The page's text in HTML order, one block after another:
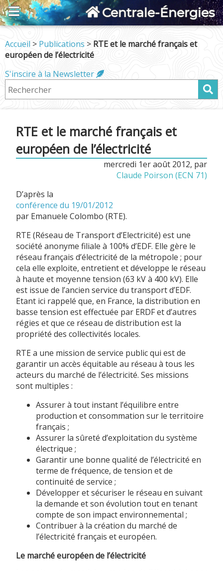
Centrale-Énergies
Accueil > Publications > RTE et le marché français et
européen de l’électricité
S'inscire à la Newsletter
RTE et le marché français et
européen de l’électricité
mercredi 1er août 2012, par
Claude Poirson (ECN 71)
D’après la
conférence du 19/01/2012
par Emanuele Colombo (RTE).
RTE (Réseau de Transport d’Electricité) est une
société anonyme filiale à 100% d’EDF. Elle gère le
réseau français d’électricité de la métropole ; pour
cela elle exploite, entretient et développe le réseau
à haute et moyenne tension (63 kV à 400 kV). Elle
est issue de l’ancien service du transport d’EDF.
Etant ici rappelé que, en France, la distribution en
basse tension est effectuée par ERDF et d’autres
régies et que ce réseau de distribution est la
propriété des collectivités locales.
RTE a une mission de service public qui est de
garantir un accès équitable au réseau à tous les
acteurs du marché de l’électricité. Ses missions
sont multiples :
Assurer à tout instant l’équilibre entre
production et consommation sur le territoire
français ;
Assurer la sûreté d’exploitation du système
électrique ;
Garantir une bonne qualité de l’électricité en
terme de fréquence, de tension et de
continuité de service ;
Développer et sécuriser le réseau en suivant
la demande et son évolution tout en tenant
compte de son impact environnemental ;
Contribuer à la création du marché de
l’électricité français et européen.
Le marché européen de l’électricité